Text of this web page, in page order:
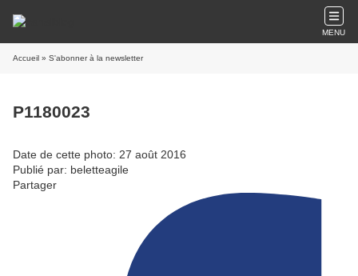
MENU
Accueil » S'abonner à la newsletter
P1180023
Date de cette photo: 27 août 2016
Publié par: beletteagile
Partager